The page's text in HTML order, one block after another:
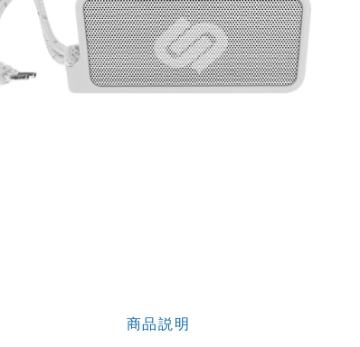
商品説明